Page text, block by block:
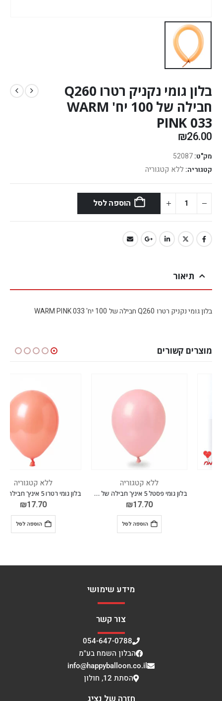
בלון גומי נקניק רטרו Q260
חבילה של 100 יח' WARM
PINK 033
₪26.00
מק"ט: 52087
קטגוריה: ללא קטגוריה
הוספה לסל
תיאור
בלון גומי נקניק רטרו Q260 חבילה של 100 יח' WARM PINK 033
מוצרים קשורים
ללא קטגוריה
בלון גומי פסטל 5 אינץ' חבילה של 100 יח' LIGHT PINK 031
₪
הוספה לסל
ללא קטגוריה
בלון גומי רטרו 5 אינץ' חבילה של 100 יח' ROSEWOOD 032
₪
הוספה לסל
מידע שימושי
צור קשר
054-647-0788
הבלון השמח בע"מ
info@happyballoon.co.il
הסתת 12, חולון
חזרה של נציג